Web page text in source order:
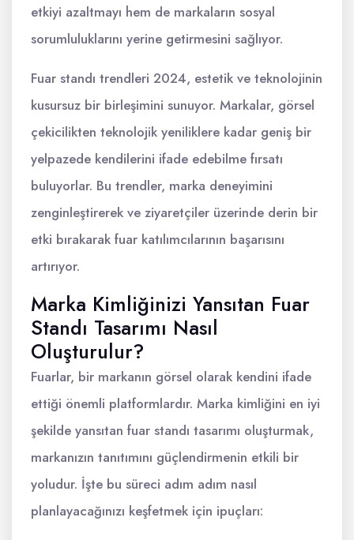
etkiyi azaltmayı hem de markaların sosyal
sorumluluklarını yerine getirmesini sağlıyor.
Fuar standı trendleri 2024, estetik ve teknolojinin
kusursuz bir birleşimini sunuyor. Markalar, görsel
çekicilikten teknolojik yeniliklere kadar geniş bir
yelpazede kendilerini ifade edebilme fırsatı
buluyorlar. Bu trendler, marka deneyimini
zenginleştirerek ve ziyaretçiler üzerinde derin bir
etki bırakarak fuar katılımcılarının başarısını
artırıyor.
Marka Kimliğinizi Yansıtan Fuar
Standı Tasarımı Nasıl
Oluşturulur?
Fuarlar, bir markanın görsel olarak kendini ifade
ettiği önemli platformlardır. Marka kimliğini en iyi
şekilde yansıtan fuar standı tasarımı oluşturmak,
markanızın tanıtımını güçlendirmenin etkili bir
yoludur. İşte bu süreci adım adım nasıl
planlayacağınızı keşfetmek için ipuçları: